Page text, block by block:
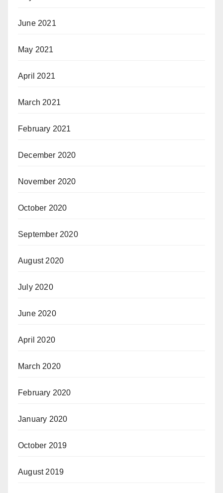
June 2021
May 2021
April 2021
March 2021
February 2021
December 2020
November 2020
October 2020
September 2020
August 2020
July 2020
June 2020
April 2020
March 2020
February 2020
January 2020
October 2019
August 2019